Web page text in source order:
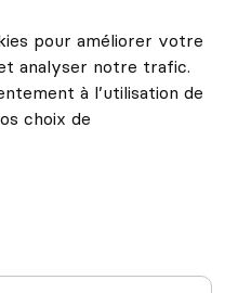
pour améliorer votre
analyser notre trafic.
à l’utilisation de
choix de